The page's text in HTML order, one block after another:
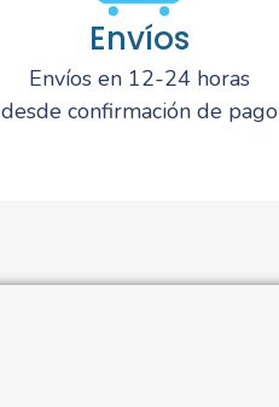
Envíos
Envíos en 12-24 horas
desde confirmación de pago